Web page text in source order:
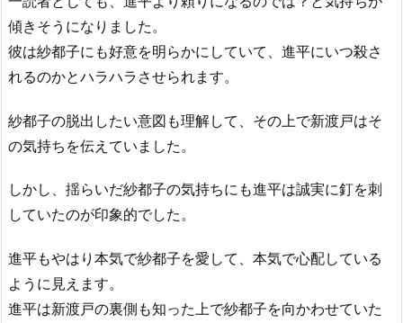
傾きそうになりました。
彼は紗都子にも好意を明らかにしていて、進平にいつ殺さ
れるのかとハラハラさせられます。
紗都子の脱出したい意図も理解して、その上で新渡戸はそ
の気持ちを伝えていました。
しかし、揺らいだ紗都子の気持ちにも進平は誠実に釘を刺
していたのが印象的でした。
進平もやはり本気で紗都子を愛して、本気で心配している
ように見えます。
進平は新渡戸の裏側も知った上で紗都子を向かわせていた